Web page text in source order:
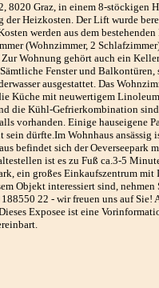
8020 Graz, in einem 8-stöckigen
Heizkosten. Der Lift wurde
werden aus dem
(Wohnzimmer, 2
Wohnung gehört auch ein
Fenster und Balkontüren,
ausgestattet. Das
Küche mit neuwertigem
die Kühl-Gefrierkombination
vorhanden. Einige hauseigene
dürfte.Im Wohnhaus ansässig
befindet sich der Oeverseepark
ist es zu Fuß ca.3-5
ein großes Einkaufszentrum mit
Objekt interessiert sind, nehmen
22 - wir freuen uns auf Sie!
Exposee ist eine